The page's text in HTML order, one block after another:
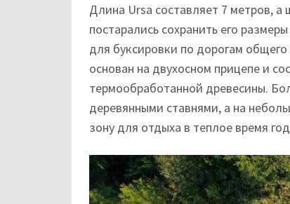
Длина Ursa составляет 7 метров,
постарались сохранить его
для буксировки по дорогам
основан на двухосном прицепе и
термообработанной древесины.
деревянными ставнями, а на
зону для отдыха в теплое время